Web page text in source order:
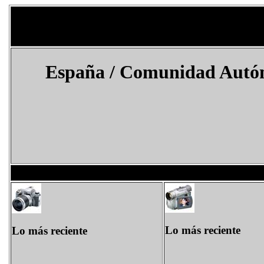
España/ Comunidad
Lo más reciente Lo más reciente